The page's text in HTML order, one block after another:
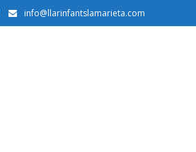
info@llarinfantslamarieta.com